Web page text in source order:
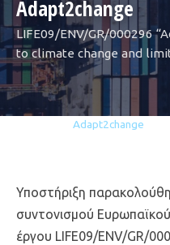
Adapt2change
LIFE09/ENV/GR/000296
to climate change and
Adapt2change
Υποστήριξη
συντονισμού
έργου LIFE09/ENV/GR/